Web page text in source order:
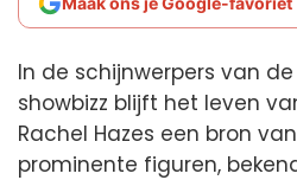
In de schijnwerpers van
showbizz blijft het leven
Rachel Hazes een bron
prominente figuren,